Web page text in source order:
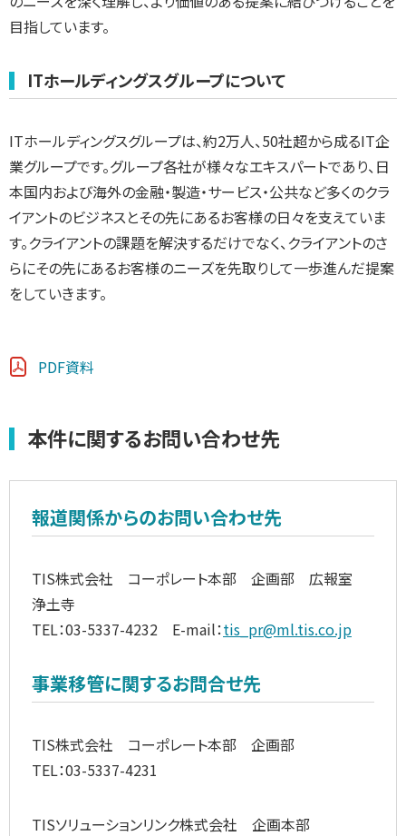
目指しています。
ITホールディングスグループについて
ITホールディングスグループは、約2万人、50社超から成るIT企
業グループです。グループ各社が様々なエキスパートであり、日
本国内および海外の金融・製造・サービス・公共など多くのクラ
イアントのビジネスとその先にあるお客様の日々を支えていま
す。クライアントの課題を解決するだけでなく、クライアントのさ
らにその先にあるお客様のニーズを先取りして一歩進んだ提案
をしていきます。
PDF資料
本件に関するお問い合わせ先
報道関係からのお問い合わせ先
TIS株式会社 コーポレート本部 企画部 広報室
浄土寺
TEL：03-5337-4232 E-mail：tis_pr@ml.tis.co.jp
事業移管に関するお問合せ先
TIS株式会社 コーポレート本部 企画部
TEL：03-5337-4231
TISソリューションリンク株式会社 企画本部